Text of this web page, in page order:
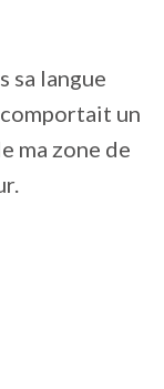
sa langue
comportait un
ma zone de